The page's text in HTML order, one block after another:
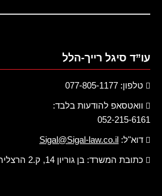
עו”ד סיגל רייך-הלל
טלפון: 077-805-1177
וואטסאפ להודעות בלבד:
052-215-6161
דוא"ל: Sigal@Sigal-law.co.il
כתובת המשרד: בן גוריון 14, ק.2 הרצליה